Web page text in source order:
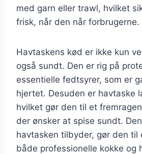
med garn eller trawl, hvilket
frisk, når den når forbrugerne.
Havtaskens kød er ikke kun
også sundt. Den er rig på
essentielle fedtsyrer, som er
hjertet. Desuden er havtaske
hvilket gør den til et
der ønsker at spise sundt.
havtasken tilbyder, gør den
både professionelle kokke og